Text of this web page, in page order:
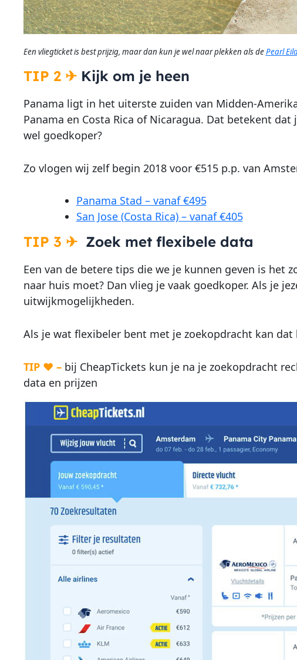
Een vliegticket is best prijzig, maar dan kun je wel naar plekken als dePearl
TIP 2 ✈Kijk om je heen
Panama ligt in het uiterste zuiden van Midden-
Panama en Costa Rica of Nicaragua. Dat betekent
wel goedkoper?
Zo vlogen wij zelf begin 2018 voor €515 p.p. van
Panama Stad – vanaf €495
San Jose (Costa Rica) – vanaf €405
TIP 3 ✈ Zoek met flexibele data
Een van de betere tips die we je kunnen geven is
naar huis moet? Dan vlieg je vaak goedkoper. Als je
uitwijkmogelijkheden.
Als je wat flexibeler bent met je zoekopdracht kan
TIP ♥ –bij CheapTickets kun je na je zoekopdracht
data en prijzen